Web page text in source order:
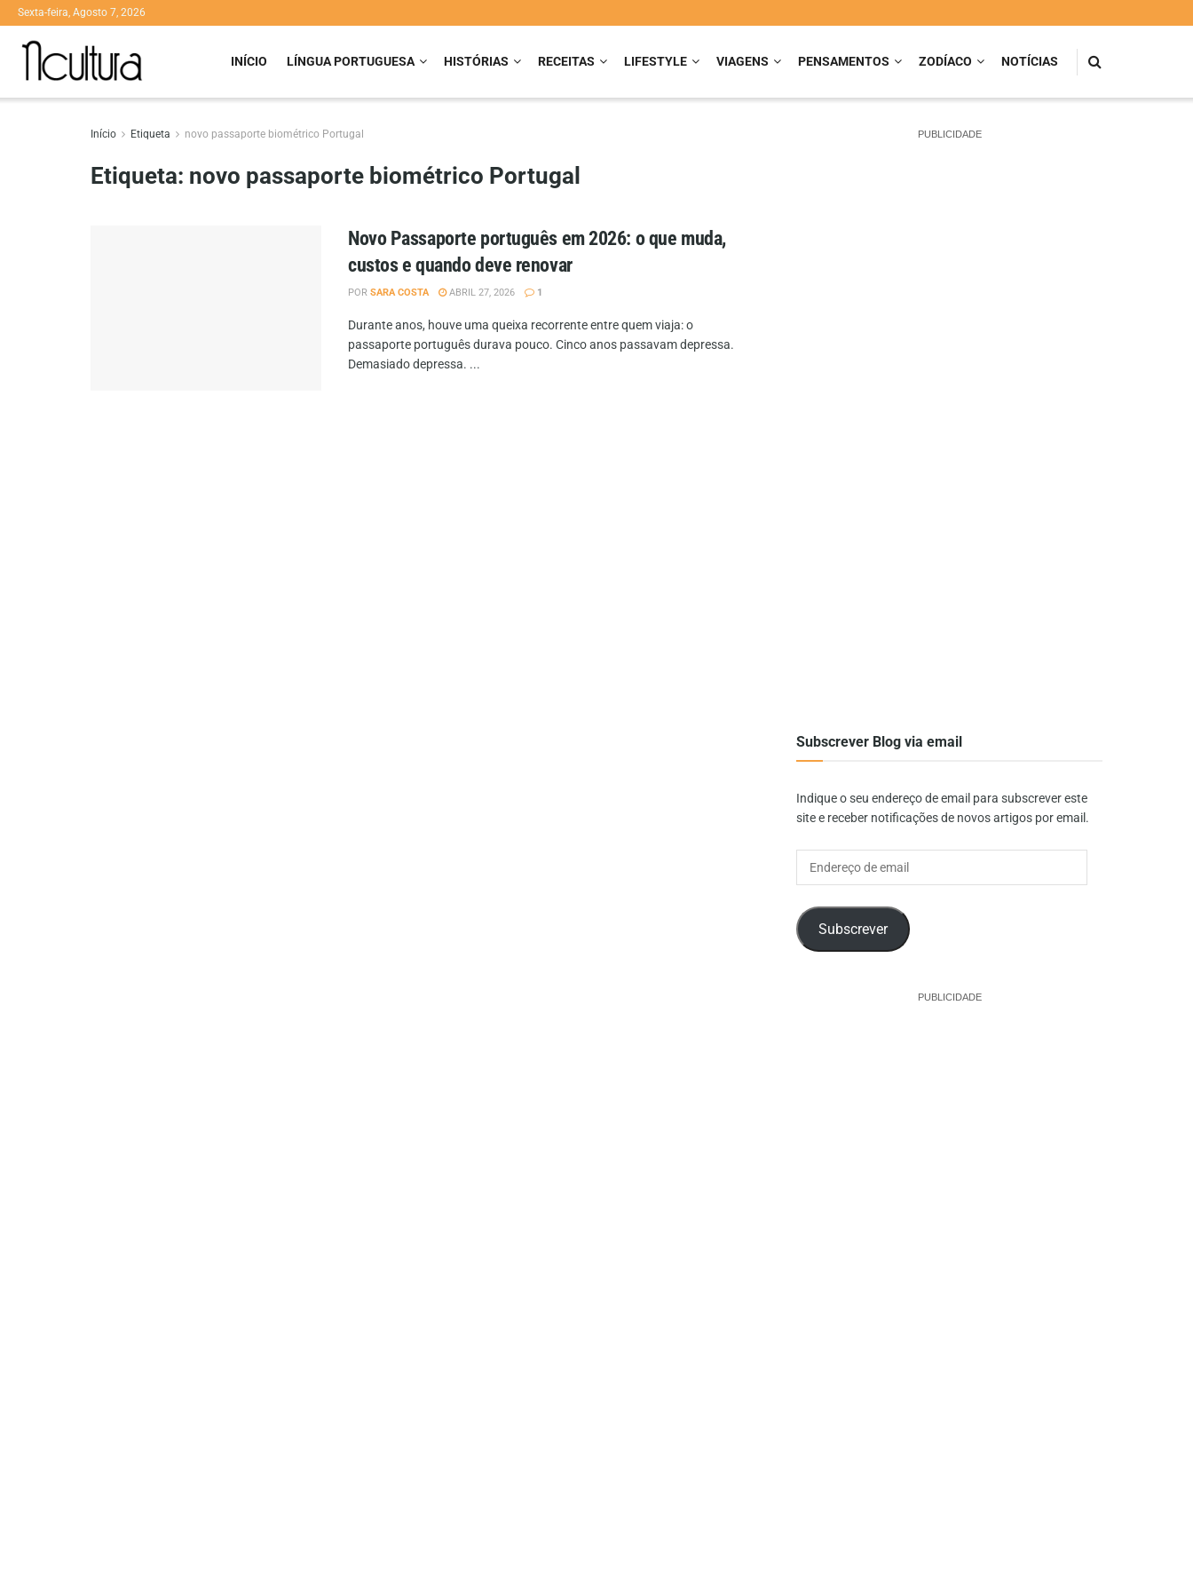
Sexta-feira, Agosto 7, 2026
INÍCIO LÍNGUA PORTUGUESA HISTÓRIAS RECEITAS LIFESTYLE VIAGENS PENSAMENTOS ZODÍACO NOTÍCIAS
Início Etiqueta novo passaporte biométrico Portugal
Etiqueta: novo passaporte biométrico Portugal
Novo Passaporte português em 2026: o que muda,
custos e quando deve renovar
POR SARA COSTA ABRIL 27, 2026 1
Durante anos, houve uma queixa recorrente entre quem viaja: o
passaporte português durava pouco. Cinco anos passavam depressa.
Demasiado depressa. ...
PUBLICIDADE
Subscrever Blog via email
Indique o seu endereço de email para subscrever este
site e receber notificações de novos artigos por email.
Subscrever
PUBLICIDADE